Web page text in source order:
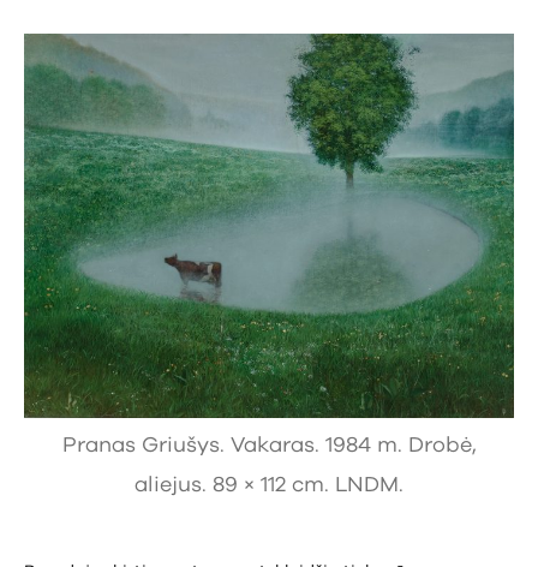
Pranas Griušys. Vakaras. 1984 m. Drobė,
aliejus. 89 × 112 cm. LNDM.